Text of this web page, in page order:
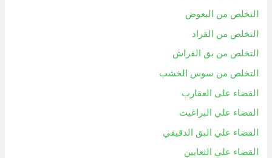
التخلص من البعوض
التخلص من القراد
التخلص من بق الفراش
التخلص من سوس الخشب
القضاء على العقارب
القضاء علي البراغيث
القضاء علي البق الدقيقي
القضاء علي الثعابين